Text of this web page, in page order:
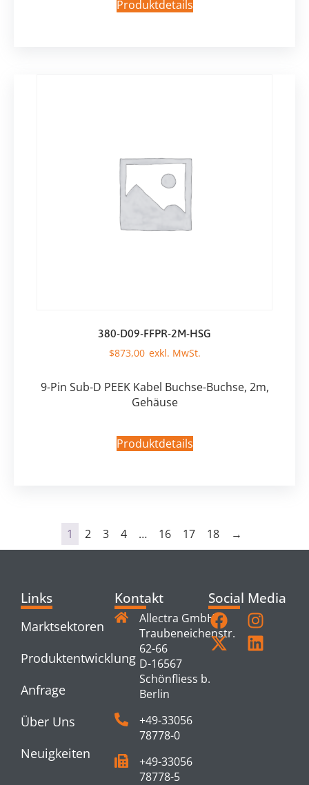
Produktdetails
380-D09-FFPR-2M-HSG
$873,00
9-Pin Sub-D PEEK Kabel Buchse-Buchse, 2m,
Gehäuse
Produktdetails
1 2 3 4 … 16 17 18 →
Links
Marktsektoren
Produktentwicklung
Anfrage
Über Uns
Neuigkeiten
Kontakt
Allectra GmbH
Traubeneichenstr.
62-66
D-16567
Schönfliess b.
Berlin
+49-33056
78778-0
+49-33056
78778-5
Social Media